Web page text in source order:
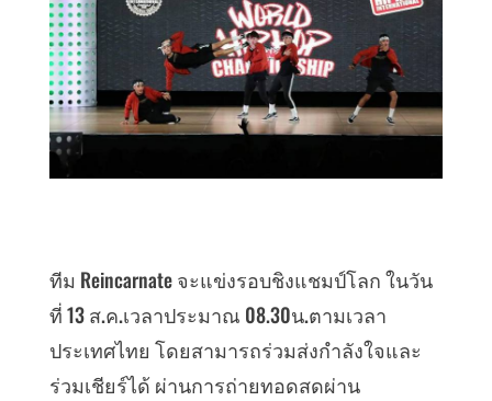
ทีม Reincarnate จะแข่งรอบชิงแชมป์โลก ในวัน
ที่ 13 ส.ค.เวลาประมาณ 08.30น.ตามเวลา
ประเทศไทย โดยสามารถร่วมส่งกำลังใจและ
ร่วมเชียร์ได้ ผ่านการถ่ายทอดสดผ่าน